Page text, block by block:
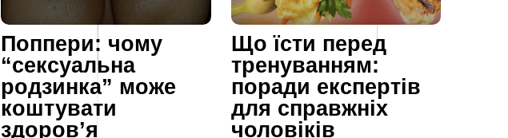
Поппери: чому
“сексуальна
родзинка” може
коштувати
здоров’я
Що їсти перед
тренуванням:
поради експертів
для справжніх
чоловіків